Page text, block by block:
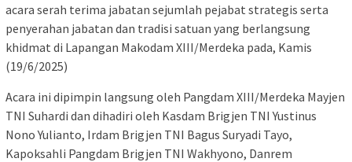
acara serah terima jabatan sejumlah pejabat strategis serta
penyerahan jabatan dan tradisi satuan yang berlangsung
khidmat di Lapangan Makodam XIII/Merdeka pada, Kamis
(19/6/2025)
Acara ini dipimpin langsung oleh Pangdam XIII/Merdeka Mayjen
TNI Suhardi dan dihadiri oleh Kasdam Brigjen TNI Yustinus
Nono Yulianto, Irdam Brigjen TNI Bagus Suryadi Tayo,
Kapoksahli Pangdam Brigjen TNI Wakhyono, Danrem